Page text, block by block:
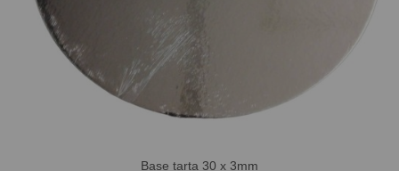
Base tarta 30 x 3mm